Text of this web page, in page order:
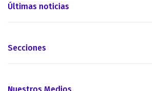
Últimas noticias
Secciones